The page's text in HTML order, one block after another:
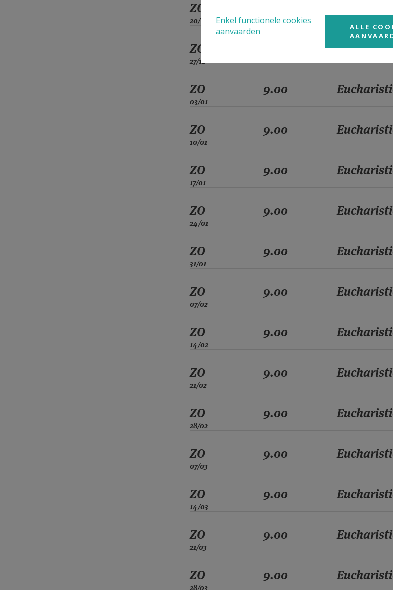
ZO
20/12
ZO
27/12
ZO
03/01
9.00
ZO
10/01
9.00
ZO
17/01
9.00
ZO
24/01
9.00
ZO
31/01
9.00
ZO
07/02
9.00
ZO
14/02
9.00
ZO
21/02
9.00
ZO
28/02
9.00
ZO
07/03
9.00
ZO
14/03
9.00
ZO
21/03
9.00
ZO
28/03
9.00
Enkel functionele cookies
aanvaarden
ALLE